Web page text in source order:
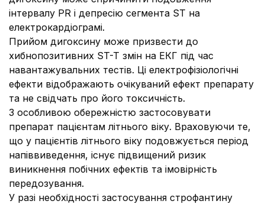
інтервалу PR і депресію сегмента ST на
електрокардіограмі.
Прийом дигоксину може призвести до
хибнопозитивних ST-T змін на ЕКГ під час
навантажувальних тестів. Ці електрофізіологічні
ефекти відображають очікуваний ефект препарату
та не свідчать про його токсичність.
З особливою обережністю застосовувати
препарат пацієнтам літнього віку. Враховуючи те,
що у пацієнтів літнього віку подовжується період
напіввиведення, існує підвищений ризик
виникнення побічних ефектів та імовірність
передозування.
У разі необхідності застосування строфантину